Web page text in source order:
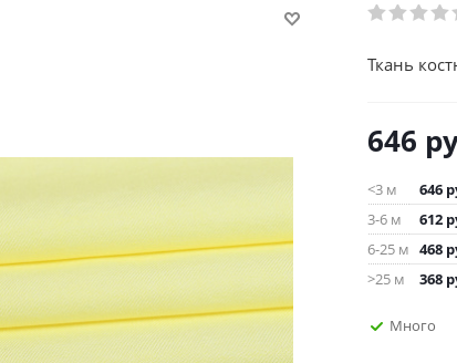
Ткань
646
<3 м 646
3-6 м
612
6-25 м 468
>25 м
368
Много